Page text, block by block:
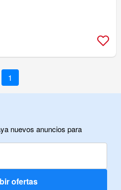
1
nuevos anuncios para
ofertas